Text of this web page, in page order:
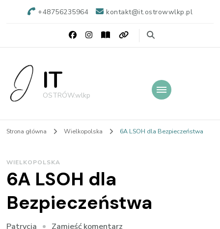
+48756235964 kontakt@it.ostrowwlkp.pl
IT
OSTRÓW.wlkp
Strona główna Wielkopolska 6A LSOH dla Bezpieczeństwa
WIELKOPOLSKA
6A LSOH dla
Bezpieczeństwa
Patrycja Zamieść komentarz